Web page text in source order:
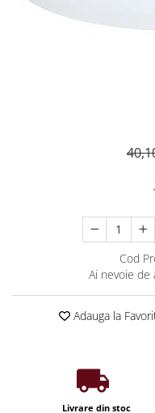
Iluminat arhitectural
Becuri LED cu filament
Corpuri de emergenta
Uncategorized
Aplica LED
Iluminat festiv
Fotosenzori si Senzori de
Priza exterior
Cod
Ai nevoie de
Adauga la
Livrare din stoc